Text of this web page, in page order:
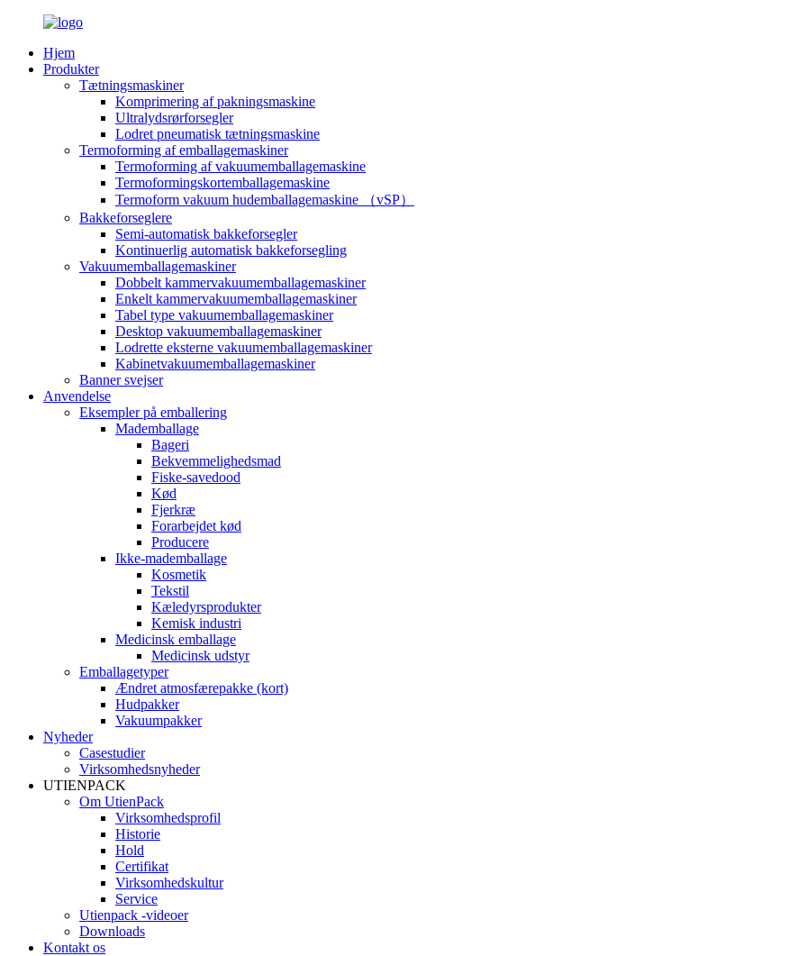
Hjem
Produkter
Tætningsmaskiner
Komprimering af pakningsmaskine
Ultralydsrørforsegler
Lodret pneumatisk tætningsmaskine
Termoforming af emballagemaskiner
Termoforming af vakuumemballagemaskine
Termoformingskortemballagemaskine
Termoform vakuum hudemballagemaskine （vSP）
Bakkeforseglere
Semi-automatisk bakkeforsegler
Kontinuerlig automatisk bakkeforsegling
Vakuumemballagemaskiner
Dobbelt kammervakuumemballagemaskiner
Enkelt kammervakuumemballagemaskiner
Tabel type vakuumemballagemaskiner
Desktop vakuumemballagemaskiner
Lodrette eksterne vakuumemballagemaskiner
Kabinetvakuumemballagemaskiner
Banner svejser
Anvendelse
Eksempler på emballering
Mademballage
Bageri
Bekvemmelighedsmad
Fiske-savedood
Kød
Fjerkræ
Forarbejdet kød
Producere
Ikke-mademballage
Kosmetik
Tekstil
Kæledyrsprodukter
Kemisk industri
Medicinsk emballage
Medicinsk udstyr
Emballagetyper
Ændret atmosfærepakke (kort)
Hudpakker
Vakuumpakker
Nyheder
Casestudier
Virksomhedsnyheder
UTIENPACK
Om UtienPack
Virksomhedsprofil
Historie
Hold
Certifikat
Virksomhedskultur
Service
Utienpack -videoer
Downloads
Kontakt os